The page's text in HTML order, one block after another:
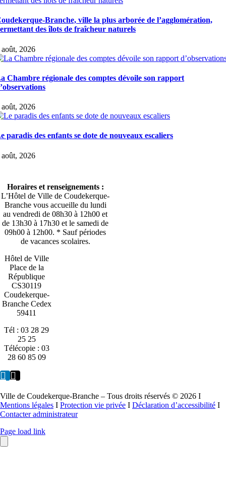
Branche, ville la plus arborée de l’agglomération,
des îlots de fraîcheur naturels
août, 2026
Chambre régionale des comptes dévoile son rapport
août, 2026
paradis des enfants se dote de nouveaux escaliers
août, 2026
Horaires et renseignements :
L’Hôtel de Ville de Coudekerque-
Branche vous accueille du lundi
au vendredi de 08h30 à 12h00 et
de 13h30 à 17h30 et le samedi de
09h00 à 12h00. * Sauf périodes
de vacances scolaires.
Hôtel de Ville
Place de la
République
CS30119
Coudekerque-
Branche Cedex
59411
Tél : 03 28 29
25 25
Télécopie : 03
28 60 85 09
Ville de Coudekerque-Branche – Tous droits réservés © 2026 I
Mentions légales I Protection vie privée I Déclaration d’accessibilité I
Contacter administrateur
Page load link